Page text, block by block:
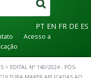
PT EN FR DE ES
Acesso a
> EDITAL Nº 140/2024 - PÓS-